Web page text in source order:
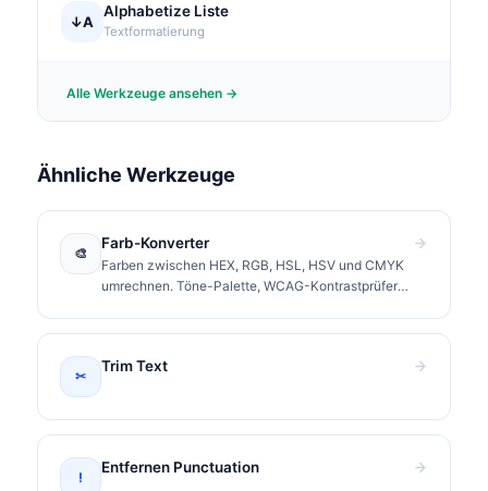
↓A
Alphabetize Liste
Textformatierung
Alle Werkzeuge ansehen →
Ähnliche Werkzeuge
🎨
Farb-Konverter
Farben zwischen HEX, RGB, HSL, HSV und CMYK
umrechnen. Töne-Palette, WCAG-Kontrastprüfer
✂
Trim Text
!
Entfernen Punctuation